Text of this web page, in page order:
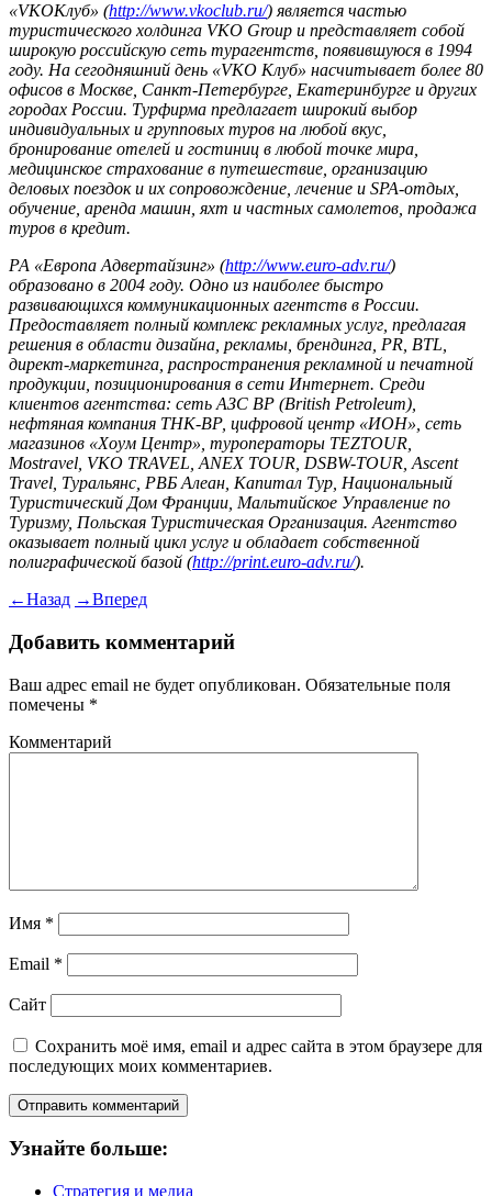
«VKOКлуб» (http://www.vkoclub.ru/) является частью
туристического холдинга VKO Group и представляет собой
широкую российскую сеть турагентств, появившуюся в 1994
году. На сегодняшний день «VKO Клуб» насчитывает более 80
офисов в Москве, Санкт-Петербурге, Екатеринбурге и других
городах России. Турфирма предлагает широкий выбор
индивидуальных и групповых туров на любой вкус,
бронирование отелей и гостиниц в любой точке мира,
медицинское страхование в путешествие, организацию
деловых поездок и их сопровождение, лечение и SPA-отдых,
обучение, аренда машин, яхт и частных самолетов, продажа
туров в кредит.
РА «Европа Адвертайзинг» (http://www.euro-adv.ru/)
образовано в 2004 году. Одно из наиболее быстро
развивающихся коммуникационных агентств в России.
Предоставляет полный комплекс рекламных услуг, предлагая
решения в области дизайна, рекламы, брендинга, PR BTL
директ-маркетинга, распространения рекламной и печатной
продукции, позиционирования в сети Интернет. Среди
клиентов агентства: сеть АЗС BP (British Petroleum),
нефтяная компания ТНК-ВР, цифровой центр «ИОН», сеть
магазинов «Хоум Центр», туроператоры TEZTOUR
Mostravel , VKO TRAVEL, ANEX TOUR, DSBW-TOUR, Ascent
Travel, Туральянс, РВБ Алеан, Капитал Тур, Национальный
Туристический Дом Франции, Мальтийское Управление по
Туризму, Польская Туристическая Организация. Агентство
оказывает полный цикл услуг и обладает собственной
полиграфической базой (http://print.euro-adv.ru/).
←Назад →Вперед
Добавить комментарий
Ваш адрес email не будет опубликован. Обязательные поля
помечены *
Комментарий
Имя *
Email *
Сайт
Сохранить моё имя, email и адрес сайта в этом браузере для
последующих моих комментариев.
Узнайте больше:
Стратегия и медиа